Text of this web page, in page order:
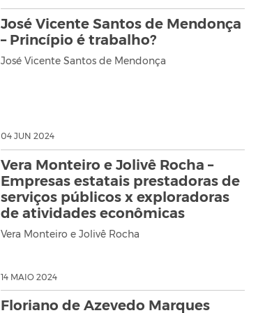
José Vicente Santos de Mendonça
– Princípio é trabalho?
José Vicente Santos de Mendonça
04 JUN 2024
Vera Monteiro e Jolivê Rocha –
Empresas estatais prestadoras de
serviços públicos x exploradoras
de atividades econômicas
Vera Monteiro e Jolivê Rocha
14 MAIO 2024
Floriano de Azevedo Marques